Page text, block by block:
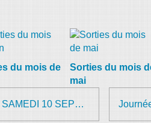
du mois de
Sorties du mois
mai
Les 80 ANS du G.C.P. - SAMEDI 10 SEPTEMBRE